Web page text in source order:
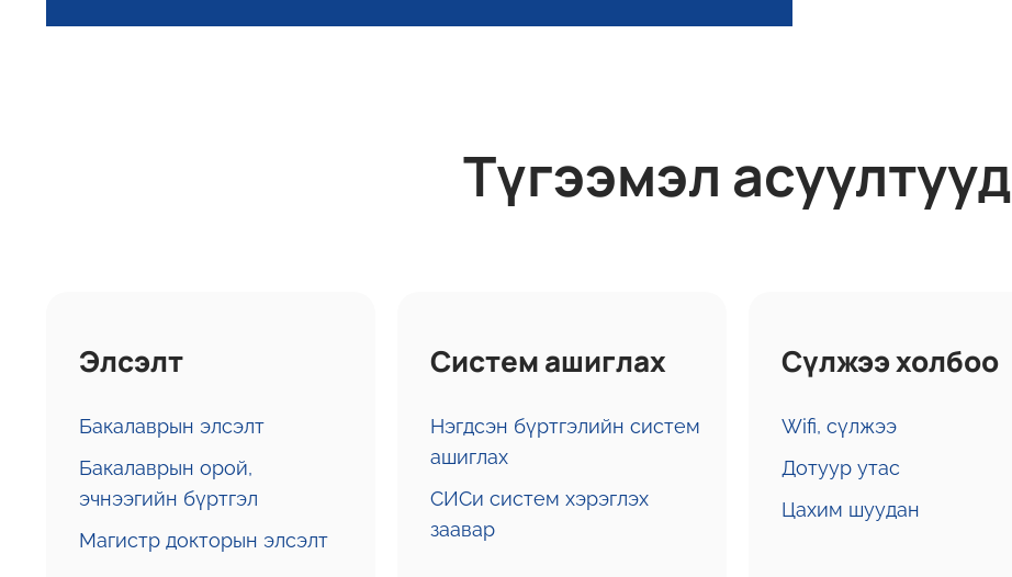
Түгээмэл асуултууд
Элсэлт
Бакалаврын элсэлт
Бакалаврын орой,
эчнээгийн бүртгэл
Магистр докторын элсэлт
Систем ашиглах
Нэгдсэн бүртгэлийн систем
ашиглах
СИСи систем хэрэглэх
заавар
Сүлжээ холбоо
Wifi, сүлжээ
Дотуур утас
Цахим шуудан